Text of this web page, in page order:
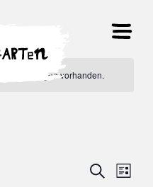
vorhanden.
Suche
Liste